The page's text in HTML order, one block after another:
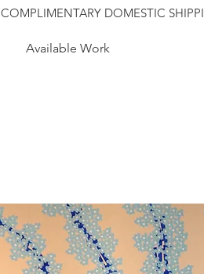
COMPLIMENTARY DOMESTIC
Available Work